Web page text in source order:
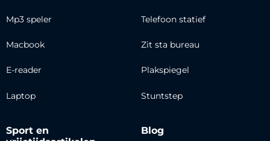
Mp3 speler
Macbook
E-reader
Laptop
Telefoon statief
Zit sta bureau
Plakspiegel
Stuntstep
Sport en
Blog